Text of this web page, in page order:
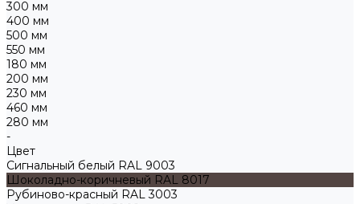
300 мм
400 мм
500 мм
550 мм
180 мм
200 мм
230 мм
460 мм
280 мм
-
Цвет
Сигнальный белый RAL 9003
Шоколадно-коричневый RAL 8017
Рубиново-красный RAL 3003